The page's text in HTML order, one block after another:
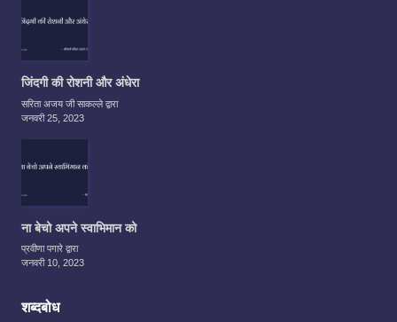
जिंदगी की रोशनी और अंधेरा
सरिता अजय जी साकल्ले द्वारा
जनवरी 25, 2023
ना बेचो अपने स्वाभिमान को
प्रवीणा पगारे द्वारा
जनवरी 10, 2023
शब्दबोध